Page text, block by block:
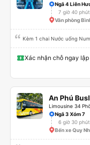
Ngã 4 Liên
7 giờ 40 phút
Văn phòng
Kèm 1 chai Nước uống
Xác nhận chỗ ngay
An Phú
Limousine 34
Ngã 3 Xóm 7
6 giờ 30 phút
Bến xe Quy